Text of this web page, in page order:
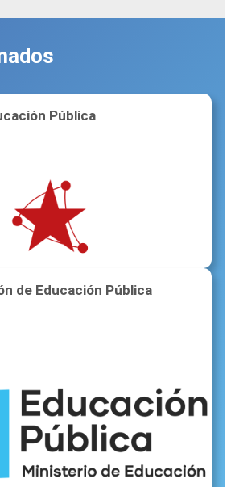
Pública
de Educación Pública